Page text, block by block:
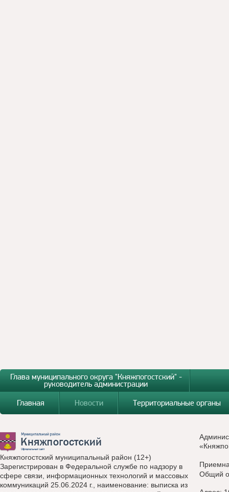
Глава муниципального округа "Княжпогостский" -
руководитель администрации
Главная
Новости Территориальные органы
Княжпогостский муниципальный район (12+)
Зарегистрирован в Федеральной службе по надзору в
сфере связи, информационных технологий и массовых
коммуникаций 25.06.2024 г., наименование: выписка из
Общий